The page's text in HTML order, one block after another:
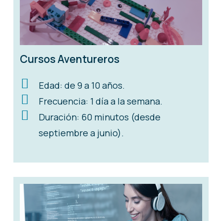
Cursos Aventureros
Edad: de 9 a 10 años.
Frecuencia: 1 día a la semana.
Duración: 60 minutos (desde
septiembre a junio).